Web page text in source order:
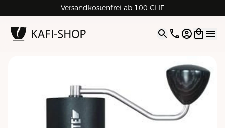
Versandkostenfrei ab 100 CHF
4.9| 5.0 Google
Open